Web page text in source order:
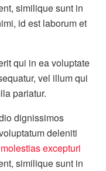
similique sunt in
id est laborum et
qui in ea voluptate
vel illum qui
pariatur.
dignissimos
deleniti
molestias excepturi
similique sunt in